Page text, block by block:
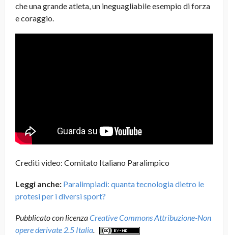
che una grande atleta, un ineguagliabile esempio di forza
e coraggio.
Crediti video: Comitato Italiano Paralimpico
Leggi anche: Paralimpiadi: quanta tecnologia dietro le
protesi per i diversi sport?
Pubblicato con licenzaCreative Commons Attribuzione-Non
opere derivate 2.5 Italia.